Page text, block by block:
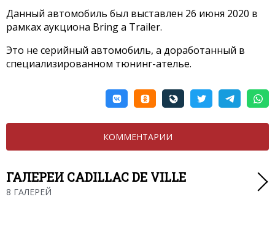
Данный автомобиль был выставлен 26 июня 2020 в
рамках аукциона Bring a Trailer.
Это не серийный автомобиль, а доработанный в
специализированном тюнинг-ателье.
КОММЕНТАРИИ
ГАЛЕРЕИ CADILLAC DE VILLE
8 ГАЛЕРЕЙ